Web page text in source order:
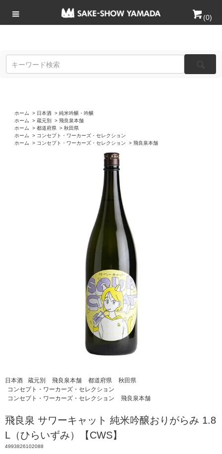
(0)
ホーム > 日本酒 > 純米吟醸・吟醸
ホーム
> 蔵元別 > 飛良泉本舗
ホーム
> 都道府県 > 秋田県
ホーム
> コンセプト・ワーカーズ・セレクション
ホーム
> コンセプト・ワーカーズ・セレクション > 飛良泉本舗
日本酒 蔵元別 飛良泉本舗 都道府県
秋田県
コンセプト・ワーカーズ・セレクション
コンセプト・ワーカーズ・セレクション
飛良泉本舗
飛良泉 サワーキャット 純米吟醸おりがらみ 1.8
L（ひらいずみ）【CWS】
4993826102088